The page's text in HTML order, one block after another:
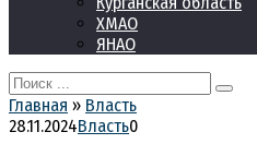
ХМАО
ЯНАО
Search
for:
Главная » Власть
28.11.2024Власть0